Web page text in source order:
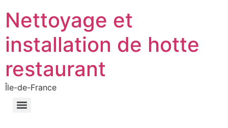
Nettoyage et
installation de hotte
restaurant
Île-de-France